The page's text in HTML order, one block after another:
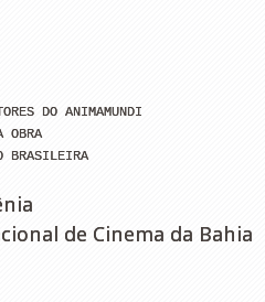
DO ANIMAMUNDI
OBRA
BRASILEIRA
de Cinema da Bahia